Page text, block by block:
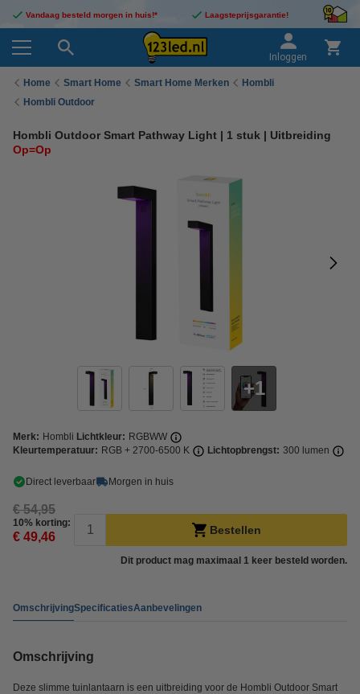
Vandaag besteld morgen in huis!* Laagsteprijsgarantie!
Inloggen
Home Smart Home Smart Home Merken
Hombli
Hombli Outdoor
Hombli Outdoor Smart Pathway Light | 1 stuk | Uitbreiding
Op=Op
1
Merk: Hombli Lichtkleur: RGBWW
Kleurtemperatuur: RGB + 2700-6500 K Lichtopbrengst: 300 lumen
Direct leverbaar Morgen in huis
€ 54,95
10% korting:
€ 49,46 Bestellen
Dit product mag maximaal 1 keer besteld worden.
OmschrijvingSpecificatiesAanbevelingen
Omschrijving
Deze slimme tuinlantaarn is een uitbreiding voor de Hombli Outdoor Smart